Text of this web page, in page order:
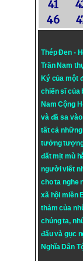
41
46
Thép Đen -
Trần Nam
Ký của một
chiến sĩ của
Nam Cộng
và đã sa
tất cả
tưởng
đất mịt mù
người viết
cho ta nghe
xã hội miền
thảm của
chúng ta,
đấu và gục
Nghĩa Dân